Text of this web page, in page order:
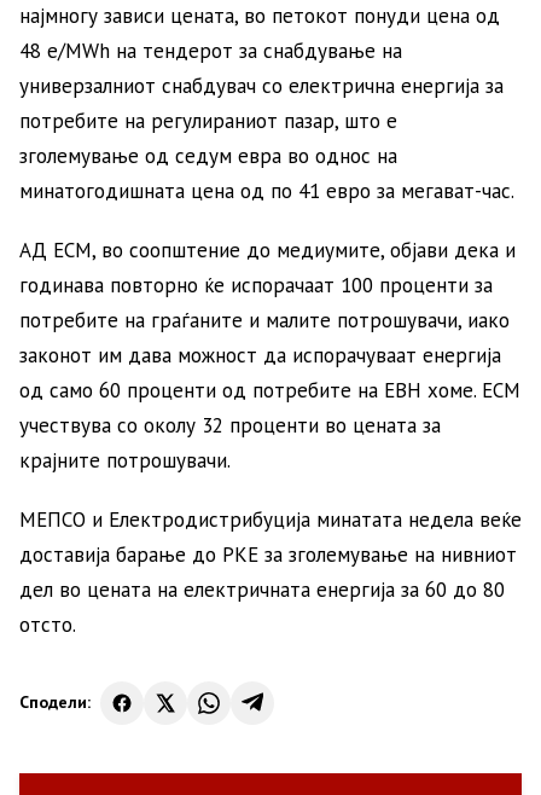
најмногу зависи цената, во петокот понуди цена од
48 e/MWh на тендерот за снабдување на
универзалниот снабдувач со електрична енергија за
потребите на регулираниот пазар, што е
зголемување од седум евра во однос на
минатогодишната цена од по 41 евро за мегават-час.
АД ЕСМ, во соопштение до медиумите, објави дека и
годинава повторно ќе испорачаат 100 проценти за
потребите на граѓаните и малите потрошувачи, иако
законот им дава можност да испорачуваат енергија
од само 60 проценти од потребите на ЕВН хоме. ЕСМ
учествува со околу 32 проценти во цената за
крајните потрошувачи.
МЕПСО и Електродистрибуција минатата недела веќе
доставија барање до РКЕ за зголемување на нивниот
дел во цената на електричната енергија за 60 до 80
отсто.
Сподели: